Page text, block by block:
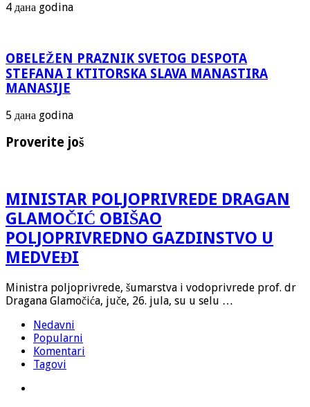
4 дана godina
OBELEŽEN PRAZNIK SVETOG DESPOTA
STEFANA I KTITORSKA SLAVA MANASTIRA
MANASIJE
5 дана godina
Proverite još
MINISTAR POLJOPRIVREDE DRAGAN
GLAMOČIĆ OBIŠAO
POLJOPRIVREDNO GAZDINSTVO U
MEDVEĐI
Ministra poljoprivrede, šumarstva i vodoprivrede prof. dr
Dragana Glamočića, juče, 26. jula, su u selu …
Nedavni
Popularni
Komentari
Tagovi